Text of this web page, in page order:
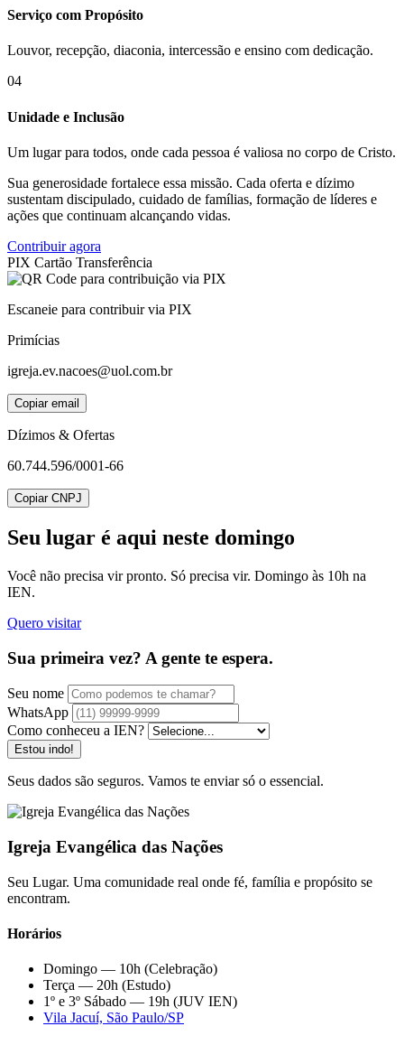
Serviço com Propósito
Louvor, recepção, diaconia, intercessão e ensino com dedicação.
04
Unidade e Inclusão
Um lugar para todos, onde cada pessoa é valiosa no corpo de Cristo.
Sua generosidade fortalece essa missão. Cada oferta e dízimo
sustentam discipulado, cuidado de famílias, formação de líderes e
ações que continuam alcançando vidas.
Contribuir agora
PIX Cartão Transferência
Escaneie para contribuir via PIX
Primícias
igreja.ev.nacoes@uol.com.br
Copiar email
Dízimos & Ofertas
60.744.596/0001-66
Copiar CNPJ
Seu lugar é aqui neste domingo
Você não precisa vir pronto. Só precisa vir. Domingo às 10h na
IEN.
Quero visitar
Sua primeira vez? A gente te espera.
Seu nome
WhatsApp
Como conheceu a IEN?
Estou indo!
Seus dados são seguros. Vamos te enviar só o essencial.
Igreja Evangélica das Nações
Seu Lugar. Uma comunidade real onde fé, família e propósito se
encontram.
Horários
Domingo — 10h (Celebração)
Terça — 20h (Estudo)
1º e 3º Sábado — 19h (JUV IEN)
Vila Jacuí, São Paulo/SP